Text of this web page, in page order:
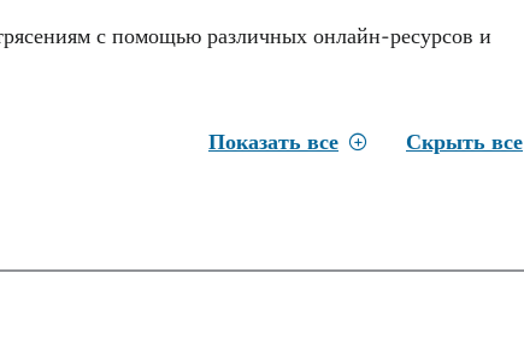
с помощью различных онлайн-ресурсов и
Показать все Скрыть все